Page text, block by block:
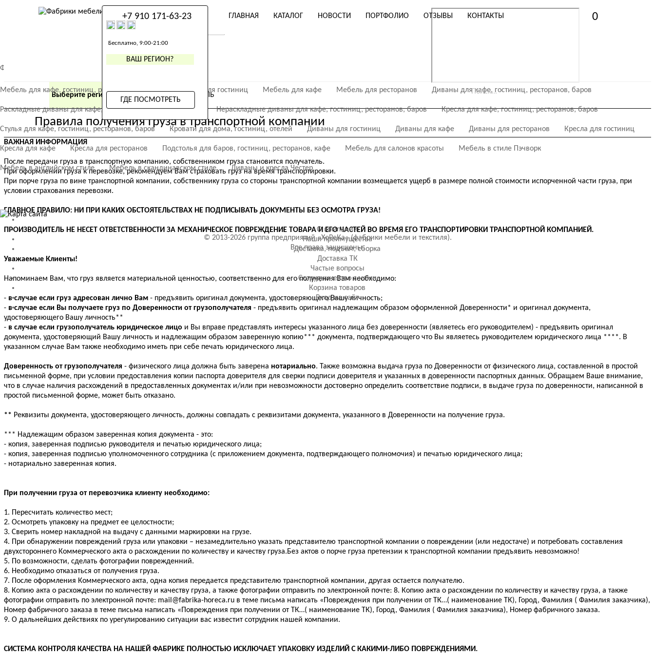
+7 910 171-63-23
Бесплатно, 9:00-21:00
ВАШ РЕГИОН?
ГДЕ ПОСМОТРЕТЬ
ГЛАВНАЯ КАТАЛОГ НОВОСТИ ПОРТФОЛИО ОТЗЫВЫ КОНТАКТЫ 0
Кресла Диваны Стулья Кровати Пуфы
Выберите регион ГДЕ ПОСМОТРЕТЬ МЕБЕЛЬ
Правила получения груза в транспортной компании
ВАЖНАЯ ИНФОРМАЦИЯ
После передачи груза в транспортную компанию, собственником груза становится получатель.
При оформлении груза к перевозке, рекомендуем Вам страховать груз на время транспортировки.
При порче груза по вине транспортной компании, собственнику груза со стороны транспортной компании возмещается ущерб в размере полной стоимости испорченной части груза, при
условии страхования перевозки.
ГЛАВНОЕ ПРАВИЛО: НИ ПРИ КАКИХ ОБСТОЯТЕЛЬСТВАХ НЕ ПОДПИСЫВАТЬ ДОКУМЕНТЫ БЕЗ ОСМОТРА ГРУЗА!
ПРОИЗВОДИТЕЛЬ НЕ НЕСЕТ ОТВЕТСТВЕННОСТИ ЗА МЕХАНИЧЕСКОЕ ПОВРЕЖДЕНИЕ ТОВАРА И ЕГО ЧАСТЕЙ ВО ВРЕМЯ ЕГО ТРАНСПОРТИРОВКИ ТРАНСПОРТНОЙ КОМПАНИЕЙ.
Уважаемые Клиенты!
Напоминаем Вам, что груз является материальной ценностью, соответственно для его получения Вам необходимо:
- в случае если груз адресован лично Вам - предъявить оригинал документа, удостоверяющего Вашу личность;
- в случае если Вы получаете груз по Доверенности от грузополучателя - предъявить оригинал надлежащим образом оформленной Доверенности* и оригинал документа,
удостоверяющего Вашу личность**
- в случае если грузополучатель юридическое лицо и Вы вправе представлять интересы указанного лица без доверенности (являетесь его руководителем) - предъявить оригинал
документа, удостоверяющий Вашу личность и надлежащим образом заверенную копию*** документа, подтверждающего что Вы являетесь руководителем юридического лица ****. В
указанном случае Вам также необходимо иметь при себе печать юридического лица.
Доверенность от грузополучателя - физического лица должна быть заверена нотариально. Также возможна выдача груза по Доверенности от физического лица, составленной в простой
письменной форме, при условии предоставления копии паспорта доверителя для сверки подписи доверителя и указанных в доверенности паспортных данных. Обращаем Ваше внимание,
что в случае наличия расхождений в предоставленных документах и/или при невозможности достоверно определить соответствие подписи, в выдаче груза по доверенности, написанной в
простой письменной форме, может быть отказано.
** Реквизиты документа, удостоверяющего личность, должны совпадать с реквизитами документа, указанного в Доверенности на получение груза.
*** Надлежащим образом заверенная копия документа - это:
- копия, заверенная подписью руководителя и печатью юридического лица;
- копия, заверенная подписью уполномоченного сотрудника (с приложением документа, подтверждающего полномочия) и печатью юридического лица;
- нотариально заверенная копия.
При получении груза от перевозчика клиенту необходимо:
1. Пересчитать количество мест;
2. Осмотреть упаковку на предмет ее целостности;
3. Сверить номер накладной на выдачу с данными маркировки на грузе.
4. При обнаружении повреждений груза или упаковки – незамедлительно указать представителю транспортной компании о повреждении (или недостаче) и потребовать составления
двухстороннего Коммерческого акта о расхождении по количеству и качеству груза.Без актов о порче груза претензии к транспортной компании предъявить невозможно!
5. По возможности, сделать фотографии поврежденний.
6. Необходимо отказаться от получения груза.
7. После оформления Коммерческого акта, одна копия передается представителю транспортной компании, другая остается получателю.
8. Копию акта о расхождении по количеству и качеству груза, а также фотографии отправить по электронной почте: 8. Копию акта о расхождении по количеству и качеству груза, а также
фотографии отправить по электронной почте: mail@fabrika-horeca.ru в теме письма написать «Повреждения при получении от ТК…( наименование ТК), Город, Фамилия ( Фамилия заказчика),
Номер фабричного заказа в теме письма написать «Повреждения при получении от ТК…( наименование ТК), Город, Фамилия ( Фамилия заказчика), Номер фабричного заказа.
9. О дальнейших действиях по урегулированию ситуации вас известит сотрудник нашей компании.
СИСТЕМА КОНТРОЛЯ КАЧЕСТВА НА НАШЕЙ ФАБРИКЕ ПОЛНОСТЬЮ ИСКЛЮЧАЕТ УПАКОВКУ ИЗДЕЛИЙ С КАКИМИ-ЛИБО ПОВРЕЖДЕНИЯМИ.
+7 910 171-63-23
Фабрика мебели «ХоРеКа». Мебель для дома, ресторанов, кафе, баров, отелей. Производство мебели для домашних интерьеров и индустрии гостеприимства:
Мебель для кафе, гостиниц, ресторанов, баров Мебель для гостиниц Мебель для кафе Мебель для ресторанов Диваны для кафе, гостиниц, ресторанов, баров
Раскладные диваны для кафе, гостиниц, ресторанов, баров Нераскладные диваны для кафе, гостиниц, ресторанов, баров Кресла для кафе, гостиниц, ресторанов, баров
Стулья для кафе, гостиниц, ресторанов, баров Кровати для дома, гостиниц, отелей Диваны для гостиниц Диваны для кафе Диваны для ресторанов Кресла для гостиниц
Кресла для кафе Кресла для ресторанов Подстолья для баров, гостиниц, ресторанов, кафе Мебель для салонов красоты Мебель в стиле Пэчворк
Мебель в английском стиле Мебель в скандинавском стиле Диваны и кресла Честер
О компании
Наши преимущества
Доставка, подъем, сборка
Доставка ТК
Частые вопросы
Сотрудничество с нами
Корзина товаров
Вход на сайт
© 2013-2026 группа предприятий «ХоРеКа» (фабрики мебели и текстиля).
Все права защищены.